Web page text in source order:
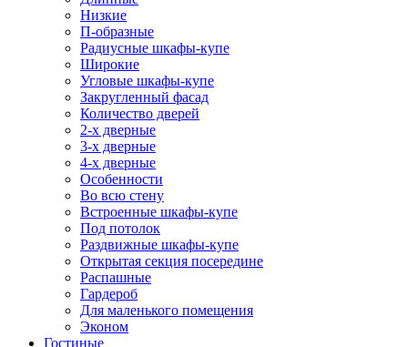
Низкие
П-образные
Радиусные шкафы-купе
Широкие
Угловые шкафы-купе
Закругленный фасад
Количество дверей
2-х дверные
3-х дверные
4-х дверные
Особенности
Во всю стену
Встроенные шкафы-купе
Под потолок
Раздвижные шкафы-купе
Открытая секция посередине
Распашные
Гардероб
Для маленького помещения
Эконом
Гостиные